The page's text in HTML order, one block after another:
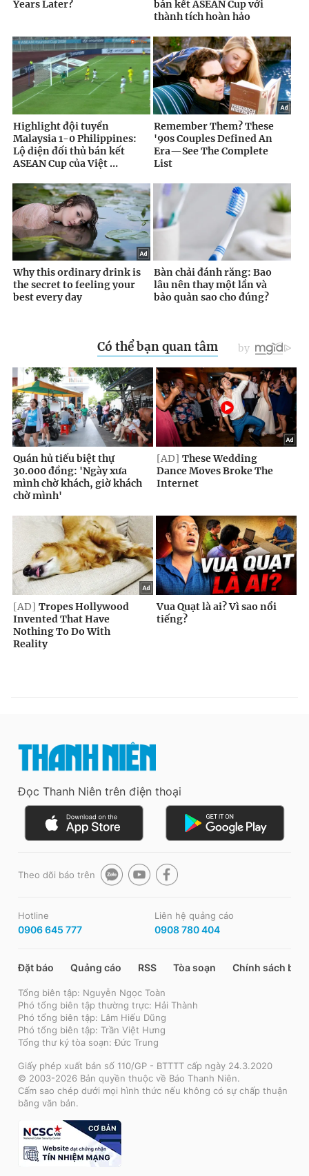
Đọc Thanh Niên trên điện thoại
Theo dõi báo trên
Hotline
0906 645 777
Liên hệ quảng cáo
0908 780 404
Đặt báo Quảng cáo RSS Tòa soạn Chính sách bảo
Tổng biên tập: Nguyễn Ngọc Toàn
Phó tổng biên tập thường trực: Hải Thành
Phó tổng biên tập: Lâm Hiếu Dũng
Phó tổng biên tập: Trần Việt Hưng
Tổng thư ký tòa soạn: Đức Trung
Giấy phép xuất bản số 110/GP - BTTTT cấp ngày 24.3.2020
© 2003-2026 Bản quyền thuộc về Báo Thanh Niên.
Cấm sao chép dưới mọi hình thức nếu không có sự chấp thuận
bằng văn bản.